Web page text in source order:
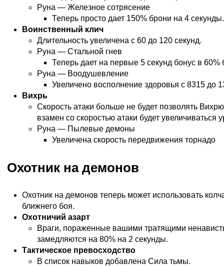
Руна — Железное сотрясение
Теперь просто дает 150% брони на 4 секунды.
Воинственный клич
Длительность увеличена с 60 до 120 секунд.
Руна — Стальной гнев
Теперь дает на первые 5 секунд бонус в 60%
Руна — Воодушевление
Увеличено восполнение здоровья с 8315 до
Вихрь
Скорость атаки больше не будет позволять
взамен со скоростью атаки будет увеличиваться
Руна — Пылевые демоны
Увеличена скорость передвижения торнадо
Охотник на демонов
Охотник на демонов теперь может использовать
ближнего боя.
Охотничий азарт
Враги, пораженные вашими тратящими
замедляются на 80% на 2 секунды.
Тактическое превосходство
В список навыков добавлена Сила тьмы.